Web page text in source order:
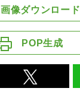
画像ダウンロード
POP生成